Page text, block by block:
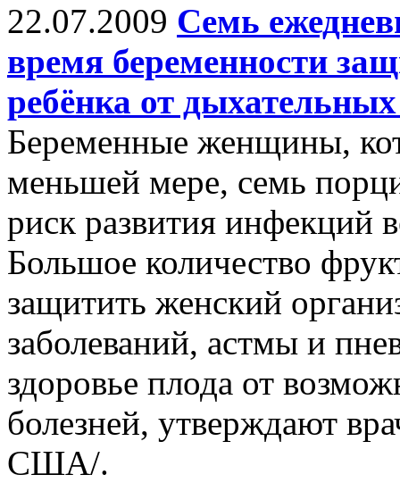
22.07.2009 Семь
время беременности
ребёнка от
Беременные женщины,
меньшей мере, семь
риск развития инфекций
Большое количество
защитить женский
заболеваний, астмы и
здоровье плода от
болезней, утверждают
США/.